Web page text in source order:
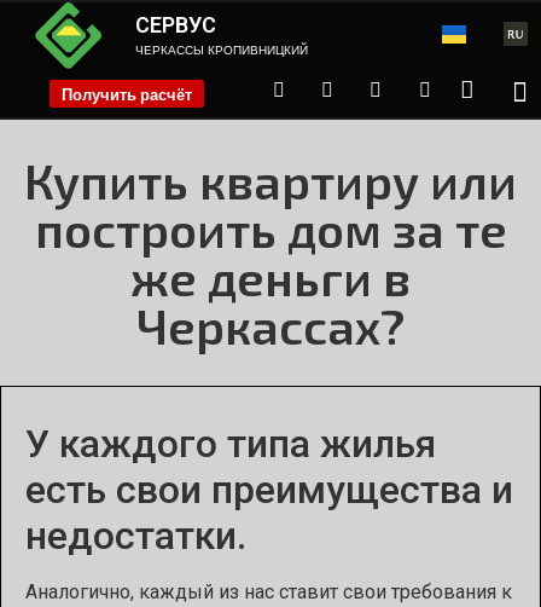
СЕРВУС
ЧЕРКАССЫ КРОПИВНИЦКИЙ
Получить расчёт phone
Купить квартиру или
построить дом за те
же деньги в
Черкассах?
У каждого типа жилья
есть свои преимущества и
недостатки.
Аналогично, каждый из нас ставит свои требования к